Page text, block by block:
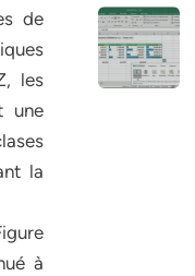
de
les
une
la
à